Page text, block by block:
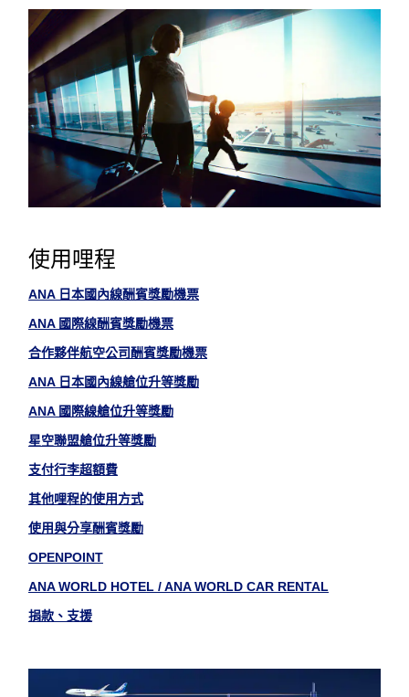
使用哩程
ANA 日本國內線酬賓獎勵機票
ANA 國際線酬賓獎勵機票
合作夥伴航空公司酬賓獎勵機票
ANA 日本國內線艙位升等獎勵
ANA 國際線艙位升等獎勵
星空聯盟艙位升等獎勵
支付行李超額費
其他哩程的使用方式
使用與分享酬賓獎勵
OPENPOINT
ANA WORLD HOTEL / ANA WORLD CAR RENTAL
捐款、支援